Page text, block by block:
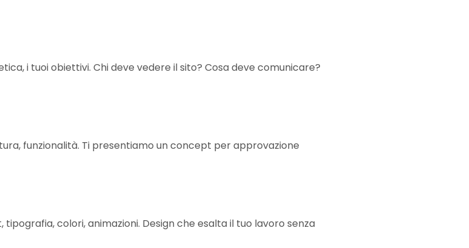
i tuoi obiettivi. Chi deve vedere il sito? Cosa deve comunicare?
funzionalità. Ti presentiamo un concept per approvazione
colori, animazioni. Design che esalta il tuo lavoro senza